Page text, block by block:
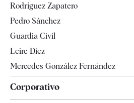
Televisión
Rodríguez Zapatero
Pedro Sánchez
Guardia Civil
Leire Díez
Mercedes González Fernández
Corporativo